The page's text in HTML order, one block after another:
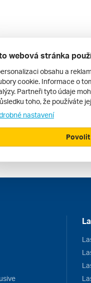
webová stránka
obsahu a
cookie. Informace o
Partneři tyto údaje
toho, že používáte
nastavení
Povolit